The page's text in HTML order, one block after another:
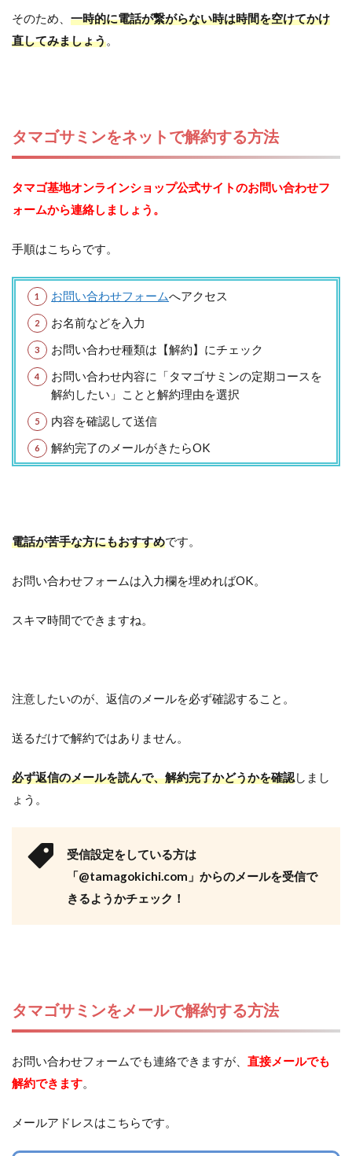
そのため、 一時的に電話が繋がらない時は時間を空けてかけ
直してみましょう。
タマゴサミンをネットで解約する方法
タマゴ基地オンラインショップ公式サイトのお問い合わせフ
ォームから連絡しましょう。
手順はこちらです。
お問い合わせフォームへアクセス
お名前などを入力
お問い合わせ種類は【解約】にチェック
お問い合わせ内容に「タマゴサミンの定期コースを
解約したい」ことと解約理由を選択
内容を確認して送信
解約完了のメールがきたらOK
電話が苦手な方にもおすすめです。
お問い合わせフォームは入力欄を埋めればOK。
スキマ時間でできますね。
注意したいのが、返信のメールを必ず確認すること。
送るだけで解約ではありません。
必ず返信のメールを読んで、解約完了かどうかを確認しまし
ょう。
受信設定をしている方は
「@tamagokichi.com」からのメールを受信で
きるようかチェック！
タマゴサミンをメールで解約する方法
お問い合わせフォームでも連絡できますが、 直接メールでも
解約できます。
メールアドレスはこちらです。